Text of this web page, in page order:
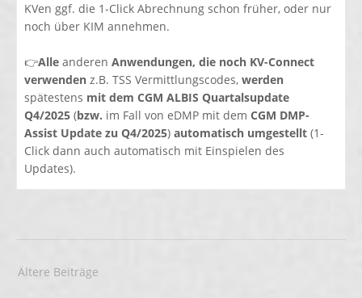
KVen ggf. die 1-Click Abrechnung schon früher, oder nur
noch über KIM annehmen.
👉Alle anderen Anwendungen, die noch KV-Connect
verwenden z.B. TSS Vermittlungscodes, werden
spätestens mit dem CGM ALBIS Quartalsupdate
Q4/2025 (bzw. im Fall von eDMP mit dem CGM DMP-
Assist Update zu Q4/2025) automatisch umgestellt (1-
Click dann auch automatisch mit Einspielen des
Updates).
Beitragsnavigation
Ältere Beiträge